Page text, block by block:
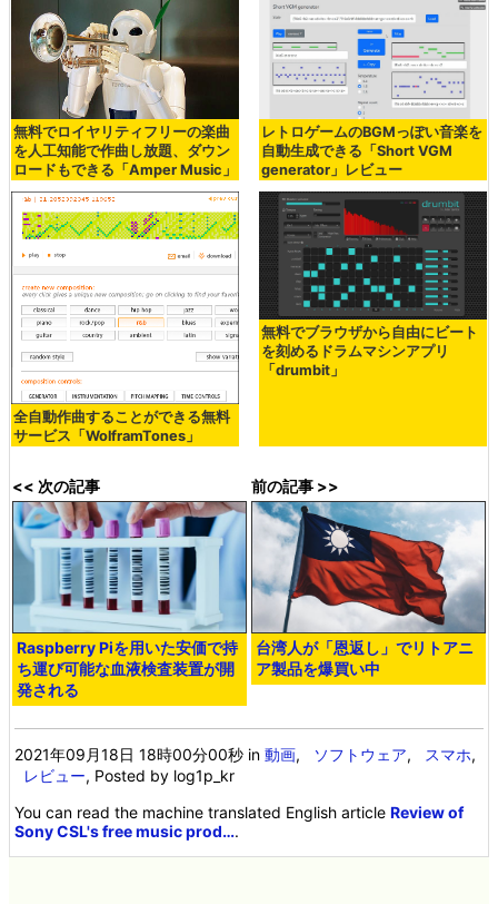
無料でロイヤリティフリーの楽曲
を人工知能で作曲し放題、ダウン
ロードもできる「Amper Music」
レトロゲームのBGMっぽい音楽を
自動生成できる「Short VGM
generator」レビュー
全自動作曲することができる無料
サービス「WolframTones」
無料でブラウザから自由にビート
を刻めるドラムマシンアプリ
「drumbit」
<< 次の記事
Raspberry Piを用いた安価で持
ち運び可能な血液検査装置が開
発される
前の記事 >>
台湾人が「恩返し」でリトアニ
ア製品を爆買い中
2021年09月18日 18時00分00秒 in動画, ソフトウェア, スマホ,
レビュー, Posted by log1p_kr
You can read the machine translated English articleReview of
Sony CSL's free music prod….